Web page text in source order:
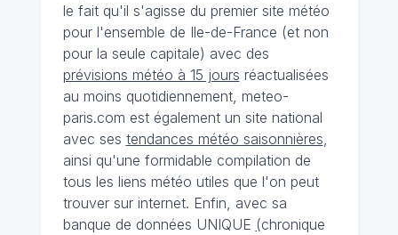
le fait qu'il s'agisse du premier site météo
pour l'ensemble de Ile-de-France (et non
pour la seule capitale) avec des
prévisions météo à 15 jours réactualisées
au moins quotidiennement, meteo-
paris.com est également un site national
avec ses tendances météo saisonnières
ainsi qu'une formidable compilation de
tous les liens météo utiles que l'on peut
trouver sur internet. Enfin, avec sa
banque de données UNIQUE (chronique